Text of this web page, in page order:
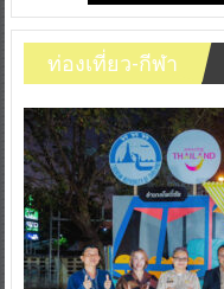
ท่องเที่ยว-กีฬา